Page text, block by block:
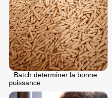
Batch determiner la bonne
puissance